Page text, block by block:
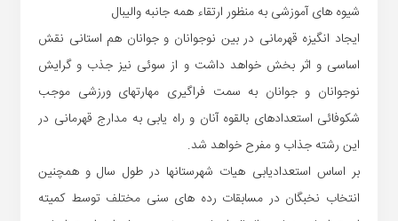
شیوه های آموزشی به منظور ارتقاء همه جانبه والیبال
ایجاد انگیزه قهرمانی در بین نوجوانان و جوانان هم استانی نقش
اساسی و اثر بخش خواهد داشت و از سوئی نیز جذب و گرایش
نوجوانان و جوانان به سمت فراگیری مهارتهای ورزشی موجب
شکوفائی استعدادهای بالقوه آنان و راه یابی به مدارج قهرمانی در
این رشته جذاب و مفرح خواهد شد.
بر اساس استعدادیابی هیات شهرستانها در طول سال و همچنین
انتخاب نخبگان در مسابقات رده های سنی مختلف توسط کمیته